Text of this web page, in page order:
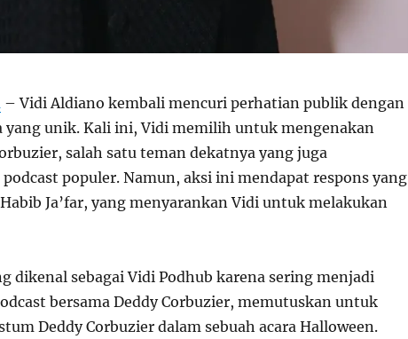
– Vidi Aldiano kembali mencuri perhatian publik dengan
yang unik. Kali ini, Vidi memilih untuk mengenakan
salah satu teman dekatnya yang juga
populer. Namun, aksi ini mendapat respons yang
Ja’far, yang menyarankan Vidi untuk melakukan
dikenal sebagai Vidi Podhub karena sering menjadi
bersama Deddy Corbuzier, memutuskan untuk
Deddy Corbuzier dalam sebuah acara Halloween.